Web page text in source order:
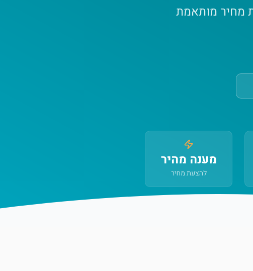
מחיר מותאמת
מענה מהיר
להצעת מחיר